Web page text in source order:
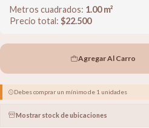
Metros cuadrados: 1.00m²
Precio total: $22.500
Agregar Al Carro
Debes comprar un mínimo de 1 unidades
Mostrar stock de ubicaciones